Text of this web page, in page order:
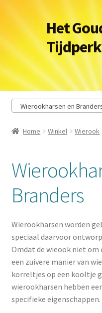
naar
navigatie
de
inhoud
Het
Tijdperk
Winkel
Contact
Winkelmand
Afrekenen
Mijn account
Wierookharsen en
Home Winkel Wierook
Branders
Wierookharsen worden
speciaal daarvoor
Omdat de wieook niet
een zuivere manier van
korreltjes op een kooltje
wierookharsen hebben
specifieke eigenschappen.